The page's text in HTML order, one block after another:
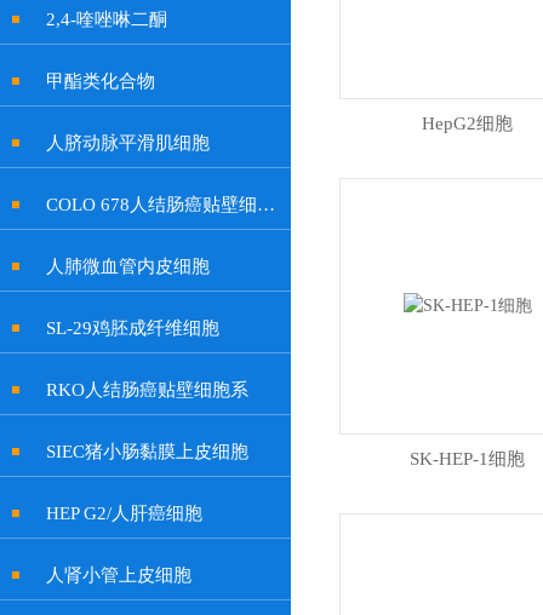
2,4-喹唑啉二酮
甲酯类化合物
人脐动脉平滑肌细胞
COLO 678人结肠癌贴壁细胞系
人肺微血管内皮细胞
SL-29鸡胚成纤维细胞
RKO人结肠癌贴壁细胞系
SIEC猪小肠黏膜上皮细胞
HEP G2/人肝癌细胞
人肾小管上皮细胞
HepG2细胞
SK-HEP-1细胞